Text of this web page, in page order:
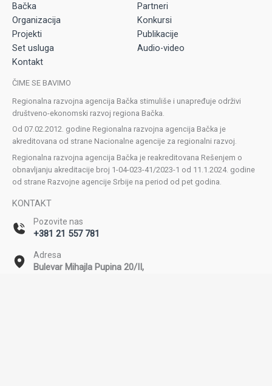
Bačka
Partneri
Organizacija
Konkursi
Projekti
Publikacije
Set usluga
Audio-video
Kontakt
ČIME SE BAVIMO
Regionalna razvojna agencija Bačka stimuliše i unapređuje održivi
društveno-ekonomski razvoj regiona Bačka.
Od 07.02.2012. godine Regionalna razvojna agencija Bačka je
akreditovana od strane Nacionalne agencije za regionalni razvoj.
Regionalna razvojna agencija Bačka je reakreditovana Rešenjem o
obnavljanju akreditacije broj 1-04-023-41/2023-1 od 11.1.2024. godine
od strane Razvojne agencije Srbije na period od pet godina.
KONTAKT
Pozovite nas
+381 21 557 781
Adresa
Bulevar Mihajla Pupina 20/II,